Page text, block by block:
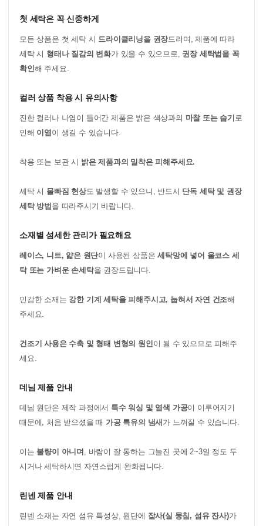
첫 세탁은 꼭 신중하게
모든 상품은 첫 세탁 시 드라이클리닝을 권장드리며, 제품에 따라
세탁 시 형태나 질감의 변화가 있을 수 있으므로, 권장 세탁법을 꼭
확인해 주세요.
컬러 상품 착용 시 유의사항
진한 컬러나 나염이 들어간 제품은 밝은 색상과의 마찰 또는 습기 로
인해 이염이 생길 수 있습니다.
착용 또는 보관 시 밝은 제품과의 밀착은 피해주세요.
세탁 시 물빠짐 현상도 발생할 수 있으니, 반드시 단독 세탁 및 권장
세탁 방법을 따라주시기 바랍니다.
소재별 섬세한 관리가 필요해요
레이스, 니트, 얇은 원단이 사용된 상품은세탁망에 넣어 울코스 세
탁 또는 가벼운 손세탁을 권장드립니다.
민감한 소재는 강한 기계 세탁을 피해주시고, 눕혀서 자연 건조해
주세요.
건조기 사용은 수축 및 형태 변형의 원인이 될 수 있으므로 피해주
세요.
데님 제품 안내
데님 원단은 제작 과정에서 특수 워싱 및 염색 가공이 이루어지기
때문에, 처음 받으셨을 때 가공 특유의 냄새가 느껴질 수 있습니다.
이는 불량이 아니며 , 바람이 잘 통하는 그늘진 곳에 2~3일 정도 두
시거나 세탁하시면 자연스럽게 완화됩니다.
린넨 제품 안내
린넨 소재는 자연 섬유 특성상, 원단에 잡사(실 뭉침, 섬유 잔사)가